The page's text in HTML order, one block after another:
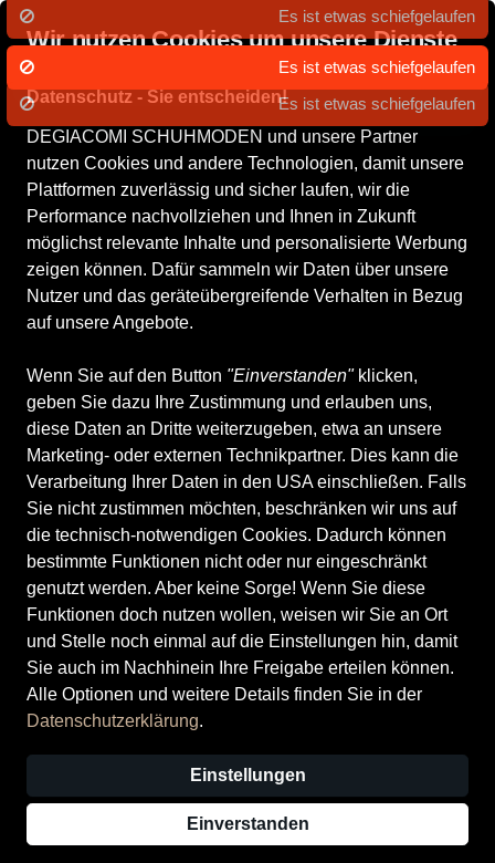
Wir nutzen Cookies um unsere Dienste
zu erbringen und zu verbessern.
Datenschutz - Sie entscheiden!
DEGIACOMI SCHUHMODEN und unsere Partner
nutzen Cookies und andere Technologien, damit unsere
Plattformen zuverlässig und sicher laufen, wir die
Performance nachvollziehen und Ihnen in Zukunft
möglichst relevante Inhalte und personalisierte Werbung
zeigen können. Dafür sammeln wir Daten über unsere
Nutzer und das geräteübergreifende Verhalten in Bezug
auf unsere Angebote.
Wenn Sie auf den Button "Einverstanden"klicken,
geben Sie dazu Ihre Zustimmung und erlauben uns,
diese Daten an Dritte weiterzugeben, etwa an unsere
Marketing- oder externen Technikpartner. Dies kann die
Verarbeitung Ihrer Daten in den USA einschließen. Falls
Sie nicht zustimmen möchten, beschränken wir uns auf
die technisch-notwendigen Cookies. Dadurch können
bestimmte Funktionen nicht oder nur eingeschränkt
genutzt werden. Aber keine Sorge! Wenn Sie diese
Funktionen doch nutzen wollen, weisen wir Sie an Ort
und Stelle noch einmal auf die Einstellungen hin, damit
Sie auch im Nachhinein Ihre Freigabe erteilen können.
Alle Optionen und weitere Details finden Sie in der
Datenschutzerklärung.
Einstellungen
Einverstanden
Damenschuhe Herrenschuhe Kinderschuhe Accessoires
Tamaris
Damen-Sandalette
Preis
50,00 CHF inkl. MwSt.,
Nur noch weniger als 3 Artikel im Geschäft vorhanden.